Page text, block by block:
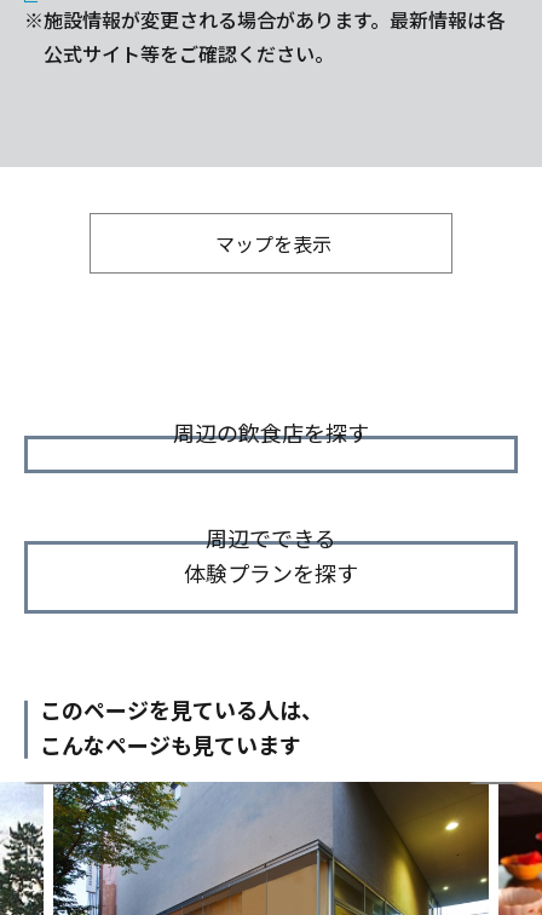
※施設情報が変更される場合があります。最新情報は各
公式サイト等をご確認ください。
マップを表示
周辺の飲食店を探す
周辺でできる
体験プランを探す
このページを見ている人は、
こんなページも見ています